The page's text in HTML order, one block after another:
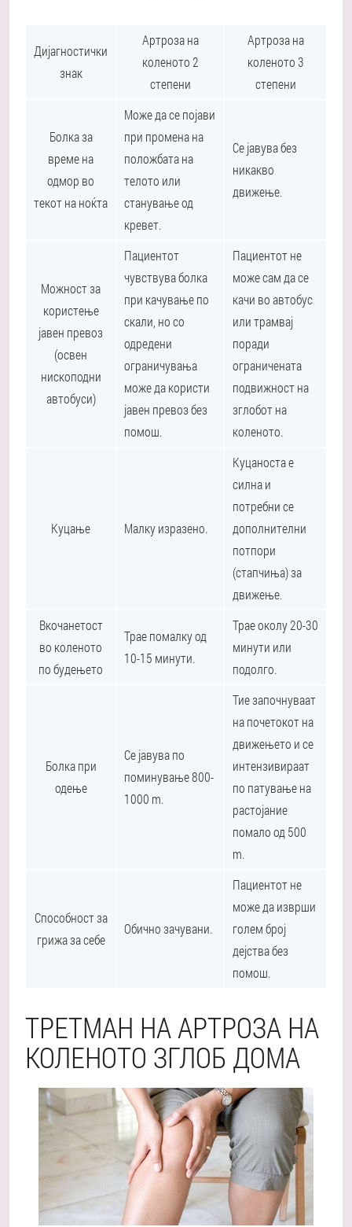
Дијагностички
знак
Артроза на
коленото 2
степени
Артроза на
коленото 3
степени
Болка за
време на
одмор во
текот на ноќта
Може да се појави
при промена на
положбата на
телото или
станување од
кревет.
Се јавува без
никакво
движење.
Можност за
користење
јавен превоз
(освен
нископодни
автобуси)
Пациентот
чувствува болка
при качување по
скали, но со
одредени
ограничувања
може да користи
јавен превоз без
помош.
Пациентот не
може сам да се
качи во автобус
или трамвај
поради
ограничената
подвижност на
зглобот на
коленото.
Куцање Малку изразено.
Куцаноста е
силна и
потребни се
дополнителни
потпори
(стапчиња) за
движење.
Вкочанетост
во коленото
по будењето
Трае помалку од
10-15 минути.
Трае околу 20-30
минути или
подолго.
Болка при
одење
Се јавува по
поминување 800-
1000 m.
Тие започнуваат
на почетокот на
движењето и се
интензивираат
по патување на
растојание
помало од 500
m.
Способност за
грижа за себе
Обично зачувани.
Пациентот не
може да изврши
голем број
дејства без
помош.
ТРЕТМАН НА АРТРОЗА НА
КОЛЕНОТО ЗГЛОБ ДОМА